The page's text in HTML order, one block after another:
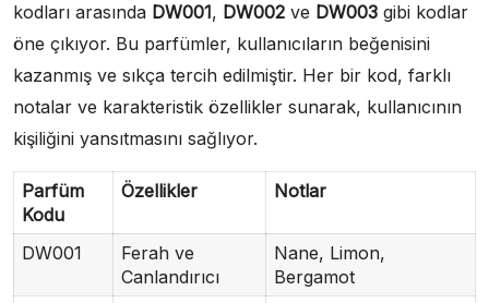
kodları arasında DW001, DW002 ve DW003 gibi kodlar
öne çıkıyor. Bu parfümler, kullanıcıların beğenisini
kazanmış ve sıkça tercih edilmiştir. Her bir kod, farklı
notalar ve karakteristik özellikler sunarak, kullanıcının
kişiliğini yansıtmasını sağlıyor.
Parfüm
Kodu
Özellikler Notlar
DW001
Ferah ve
Canlandırıcı
Nane, Limon,
Bergamot